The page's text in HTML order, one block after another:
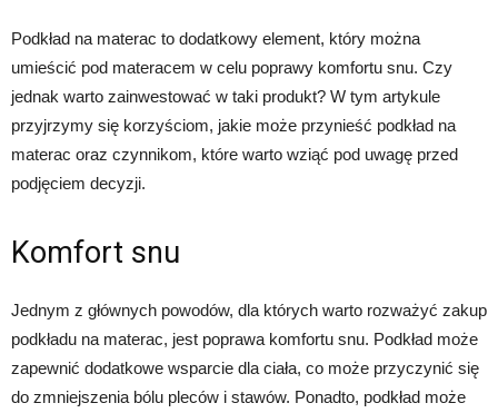
Podkład na materac to dodatkowy element, który można
umieścić pod materacem w celu poprawy komfortu snu. Czy
jednak warto zainwestować w taki produkt? W tym artykule
przyjrzymy się korzyściom, jakie może przynieść podkład na
materac oraz czynnikom, które warto wziąć pod uwagę przed
podjęciem decyzji.
Komfort snu
Jednym z głównych powodów, dla których warto rozważyć zakup
podkładu na materac, jest poprawa komfortu snu. Podkład może
zapewnić dodatkowe wsparcie dla ciała, co może przyczynić się
do zmniejszenia bólu pleców i stawów. Ponadto, podkład może